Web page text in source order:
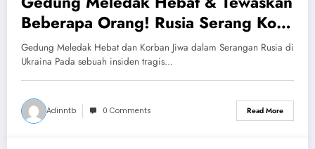
Beberapa Orang! Rusia Serang Kota-
kota Ukraina Saat Zelensky Temui
Trump
Gedung Meledak Hebat dan Korban Jiwa dalam Serangan Rusia di
Ukraina Pada sebuah insiden tragis…
Adinntb 0 Comments Read More